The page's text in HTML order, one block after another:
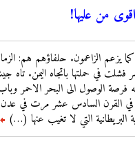
GlobalResearch.ca - Centre for
Research on Globalization
Home | Who Profits
If Americans Knew - what
every American needs to know
about Israel/Palestine
Institute for Palestine studies
Israeli Occupation Archive
Jadaliyya